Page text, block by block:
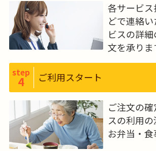
各サービ
どで連絡
ビスの詳
文を承りま
step
4 ご利用スタート
ご注文の
スの利用の
お弁当・食